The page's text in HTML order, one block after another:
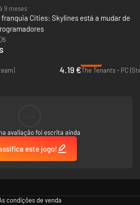
9 meses
franquia Cities: Skylines está a mudar de
5
4.19 €The Tenants - PC
avaliação foi escrita ainda
este jogo!
condições de venda